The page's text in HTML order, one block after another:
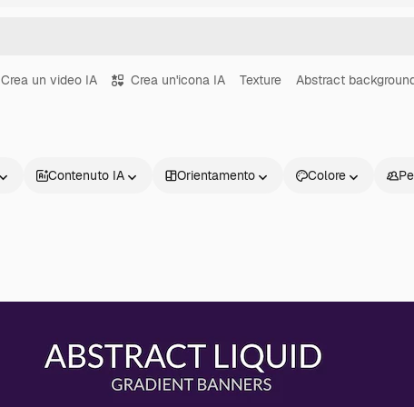
Crea un video IA Crea un'icona IA Texture Abstract
Contenuto IA Orientamento Colore
Prodotti